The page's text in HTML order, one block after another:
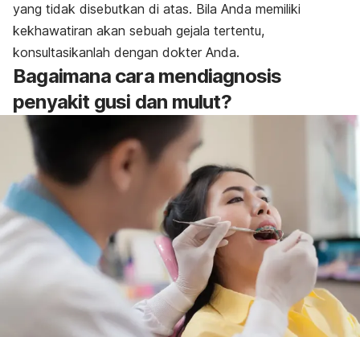
yang tidak disebutkan di atas. Bila Anda memiliki
kekhawatiran akan sebuah gejala tertentu,
konsultasikanlah dengan dokter Anda.
Bagaimana cara mendiagnosis
penyakit gusi dan mulut?